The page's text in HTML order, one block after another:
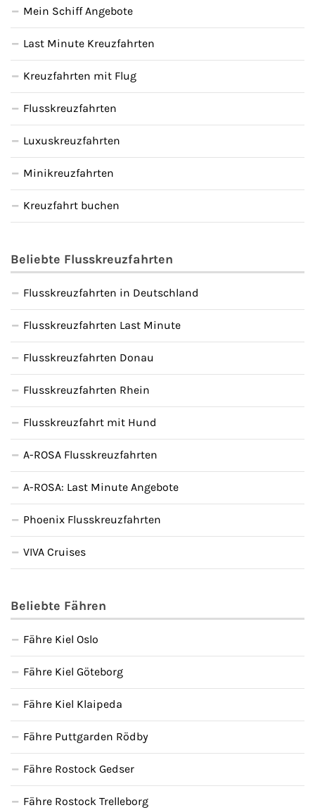
Mein Schiff Angebote
Last Minute Kreuzfahrten
Kreuzfahrten mit Flug
Flusskreuzfahrten
Luxuskreuzfahrten
Minikreuzfahrten
Kreuzfahrt buchen
Beliebte Flusskreuzfahrten
Flusskreuzfahrten in Deutschland
Flusskreuzfahrten Last Minute
Flusskreuzfahrten Donau
Flusskreuzfahrten Rhein
Flusskreuzfahrt mit Hund
A-ROSA Flusskreuzfahrten
A-ROSA: Last Minute Angebote
Phoenix Flusskreuzfahrten
VIVA Cruises
Beliebte Fähren
Fähre Kiel Oslo
Fähre Kiel Göteborg
Fähre Kiel Klaipeda
Fähre Puttgarden Rödby
Fähre Rostock Gedser
Fähre Rostock Trelleborg